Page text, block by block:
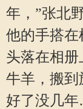
年，”张北
他的手搭在
头落在相册
牛羊，搬到
好了没几